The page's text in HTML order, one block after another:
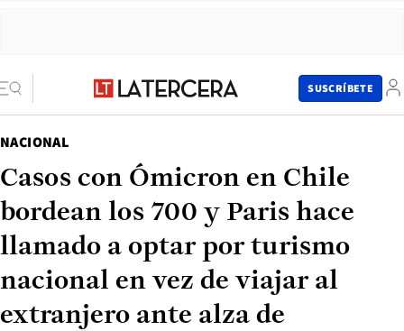
SUSCRÍBETE
NACIONAL
Casos con Ómicron en Chile
bordean los 700 y Paris hace
llamado a optar por turismo
nacional en vez de viajar al
extranjero ante alza de